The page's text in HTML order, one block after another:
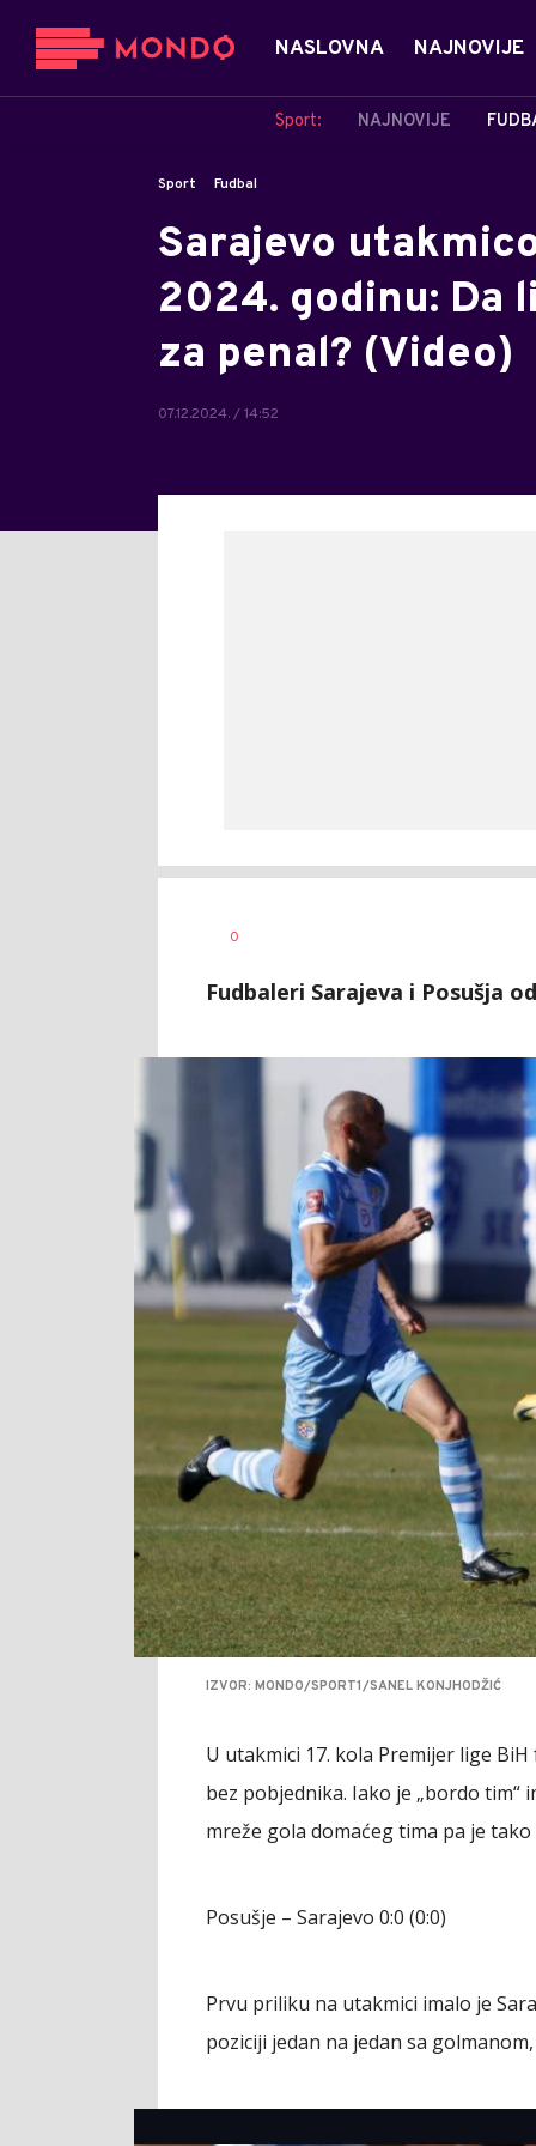
NASLOVNA NAJNOVIJE
Sport: NAJNOVIJE
Sport Fudbal
Sarajevo
2024. godinu: Da
za penal? (Video)
07.12.2024. / 14:52
AUTOR
0
Fudbaleri Sarajeva i Posušja
IZVOR: MONDO/SPORT1/SANEL KONJHODŽIĆ
U utakmici 17. kola Premijer lige
bez pobjednika. Iako je „bordo
mreže gola domaćeg tima pa je
Posušje – Sarajevo 0:0 (0:0)
Prvu priliku na utakmici imalo je
poziciji jedan na jedan sa